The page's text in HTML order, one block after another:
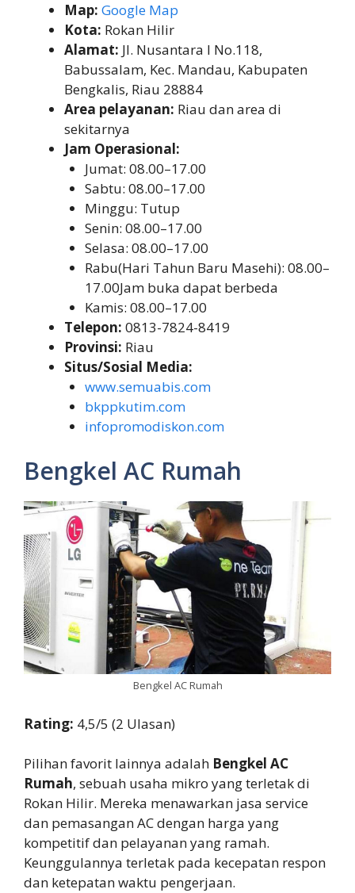
Map: Google Map
Kota: Rokan Hilir
Alamat: Jl. Nusantara I No.118,
Babussalam, Kec. Mandau, Kabupaten
Bengkalis, Riau 28884
Area pelayanan: Riau dan area di
sekitarnya
Jam Operasional:
Jumat: 08.00–17.00
Sabtu: 08.00–17.00
Minggu: Tutup
Senin: 08.00–17.00
Selasa: 08.00–17.00
Rabu(Hari Tahun Baru Masehi): 08.00–
17.00Jam buka dapat berbeda
Kamis: 08.00–17.00
Telepon: 0813-7824-8419
Provinsi: Riau
Situs/Sosial Media:
www.semuabis.com
bkppkutim.com
infopromodiskon.com
Bengkel AC Rumah
Bengkel AC Rumah
Rating: 4,5/5 (2 Ulasan)
Pilihan favorit lainnya adalah Bengkel AC
Rumah, sebuah usaha mikro yang terletak di
Rokan Hilir. Mereka menawarkan jasa service
dan pemasangan AC dengan harga yang
kompetitif dan pelayanan yang ramah.
Keunggulannya terletak pada kecepatan respon
dan ketepatan waktu pengerjaan.